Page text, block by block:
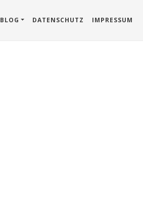
BLOG DATENSCHUTZ IMPRESSUM